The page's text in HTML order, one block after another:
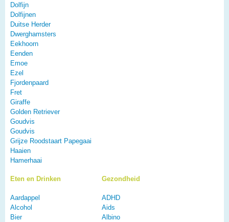
Dolfijn
Dolfijnen
Duitse Herder
Dwerghamsters
Eekhoorn
Eenden
Emoe
Ezel
Fjordenpaard
Fret
Giraffe
Golden Retriever
Goudvis
Goudvis
Grijze Roodstaart Papegaai
Haaien
Hamerhaai
Eten en Drinken
Aardappel
Alcohol
Bier
Gezondheid
ADHD
Aids
Albino